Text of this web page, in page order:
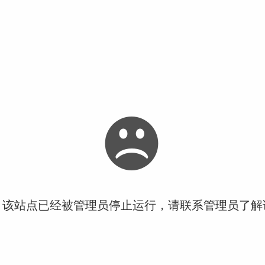
站点已经被管理员停止运行，请联系管理员了